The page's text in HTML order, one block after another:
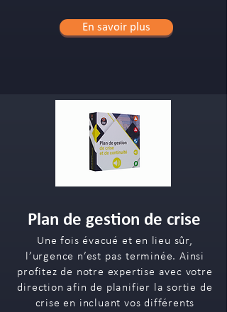
En savoir plus
Plan de gestion de crise
Une fois évacué et en lieu sûr,
l’urgence n’est pas terminée. Ainsi
profitez de notre expertise avec votre
direction afin de planifier la sortie de
crise en incluant vos différents